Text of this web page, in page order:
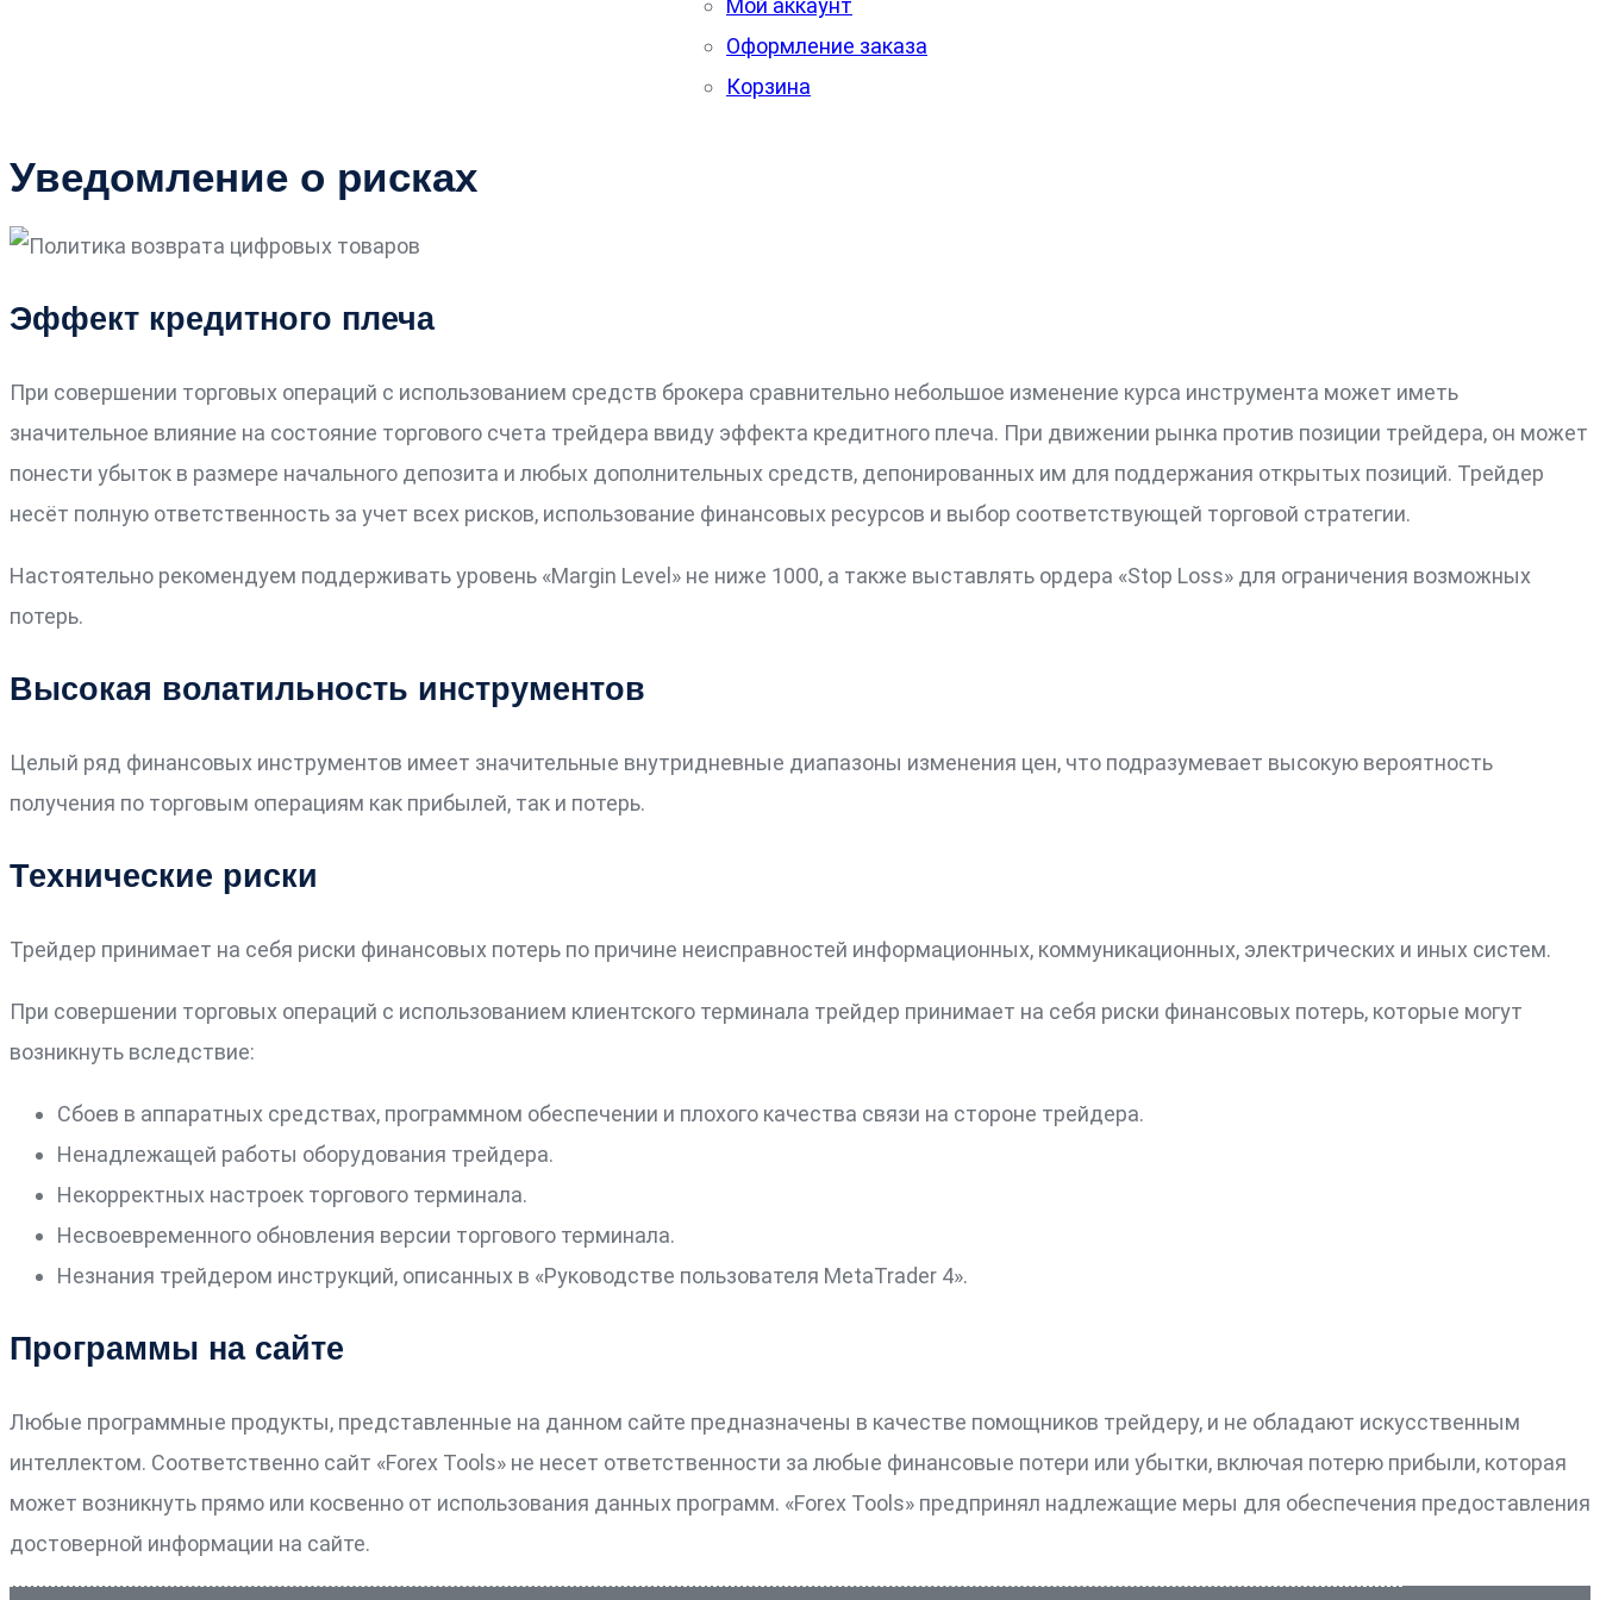
Мой аккаунт
Оформление заказа
Корзина
Уведомление о рисках
Эффект кредитного плеча
При совершении торговых операций с использованием средств брокера сравнительно небольшое изменение курса инструмента может иметь
значительное влияние на состояние торгового счета трейдера ввиду эффекта кредитного плеча. При движении рынка против позиции трейдера, он может
понести убыток в размере начального депозита и любых дополнительных средств, депонированных им для поддержания открытых позиций. Трейдер
несёт полную ответственность за учет всех рисков, использование финансовых ресурсов и выбор соответствующей торговой стратегии.
Настоятельно рекомендуем поддерживать уровень «Margin Level» не ниже 1000, а также выставлять ордера «Stop Loss» для ограничения возможных
потерь.
Высокая волатильность инструментов
Целый ряд финансовых инструментов имеет значительные внутридневные диапазоны изменения цен, что подразумевает высокую вероятность
получения по торговым операциям как прибылей, так и потерь.
Технические риски
Трейдер принимает на себя риски финансовых потерь по причине неисправностей информационных, коммуникационных, электрических и иных систем.
При совершении торговых операций с использованием клиентского терминала трейдер принимает на себя риски финансовых потерь, которые могут
возникнуть вследствие:
Сбоев в аппаратных средствах, программном обеспечении и плохого качества связи на стороне трейдера.
Ненадлежащей работы оборудования трейдера.
Некорректных настроек торгового терминала.
Несвоевременного обновления версии торгового терминала.
Незнания трейдером инструкций, описанных в «Руководстве пользователя MetaTrader 4».
Программы на сайте
Любые программные продукты, представленные на данном сайте предназначены в качестве помощников трейдеру, и не обладают искусственным
интеллектом. Соответственно сайт «Forex Tools» не несет ответственности за любые финансовые потери или убытки, включая потерю прибыли, которая
может возникнуть прямо или косвенно от использования данных программ. «Forex Tools» предпринял надлежащие меры для обеспечения предоставления
достоверной информации на сайте.